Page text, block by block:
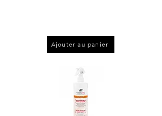
Ajouter au panier